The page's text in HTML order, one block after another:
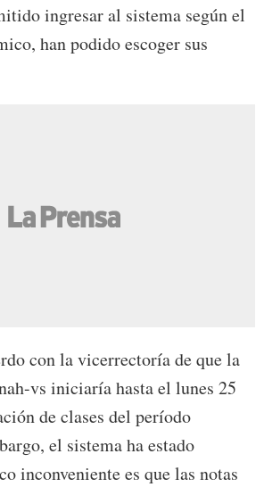
ingresar al sistema según el
han podido escoger sus
con la vicerrectoría de que la
vs iniciaría hasta el lunes 25
de clases del período
el sistema ha estado
inconveniente es que las notas